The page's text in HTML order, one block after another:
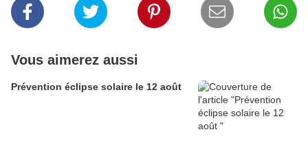
Vous aimerez aussi
Prévention éclipse solaire le 12 août